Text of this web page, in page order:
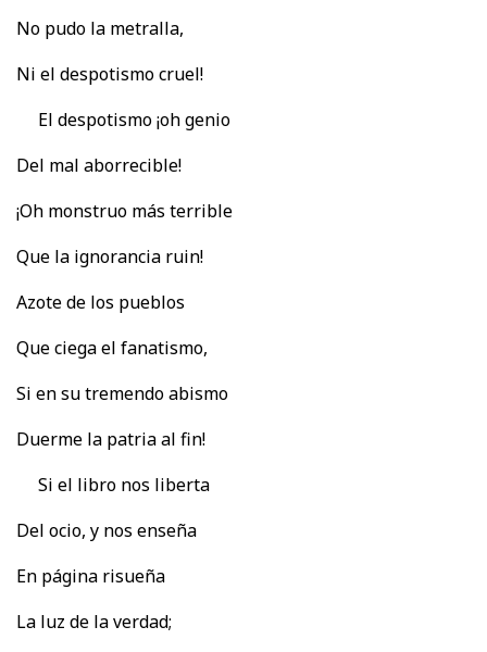
No pudo la metralla,
Ni el despotismo cruel!
El despotismo ¡oh genio
Del mal aborrecible!
¡Oh monstruo más terrible
Que la ignorancia ruin!
Azote de los pueblos
Que ciega el fanatismo,
Si en su tremendo abismo
Duerme la patria al fin!
Si el libro nos liberta
Del ocio, y nos enseña
En página risueña
La luz de la verdad;